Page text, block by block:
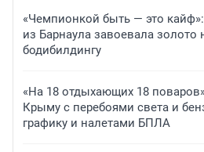
«Чемпионкой быть — это
из Барнаула завоевала золото
бодибилдингу
«На 18 отдыхающих 18
Крыму с перебоями света и
графику и налетами БПЛА